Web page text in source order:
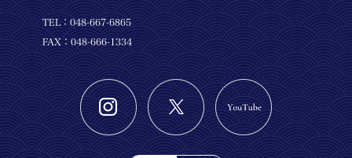
TEL： 048-667-6865
FAX：048-666-1334